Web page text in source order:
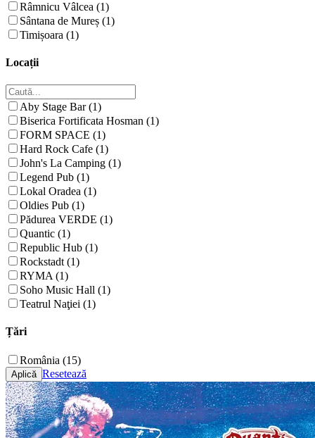
Râmnicu Vâlcea (1)
Sântana de Mureș (1)
Timișoara (1)
Locații
Aby Stage Bar (1)
Biserica Fortificata Hosman (1)
FORM SPACE (1)
Hard Rock Cafe (1)
John's La Camping (1)
Legend Pub (1)
Lokal Oradea (1)
Oldies Pub (1)
Pădurea VERDE (1)
Quantic (1)
Republic Hub (1)
Rockstadt (1)
RYMA (1)
Soho Music Hall (1)
Teatrul Naţiei (1)
Țări
România (15)
Resetează